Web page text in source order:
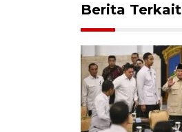
Berita Terkait